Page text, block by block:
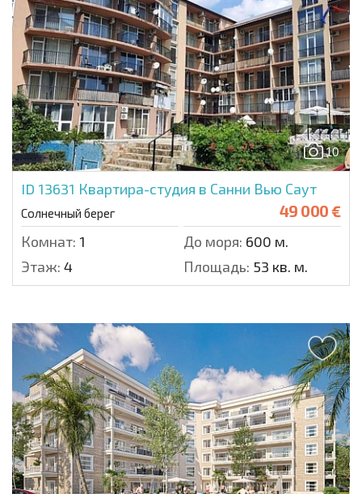
10
ID 13631 Квартира-студия в Санни Вью Саут
Солнечный берег 49 000 €
Комнат: 1 До моря: 600 м.
Этаж: 4 Площадь: 53 кв. м.